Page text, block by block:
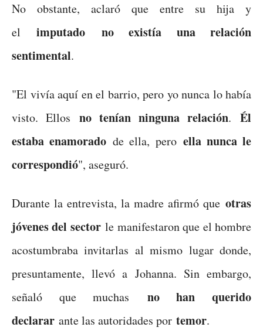
No obstante, aclaró que entre su hija y
elimputado
no existía una relación
sentimental.
"El vivía aquí en el barrio, pero yo nunca lo había
visto. Ellos no tenían ninguna relación. Él
estaba enamorado de ella, pero ella nunca le
correspondió", aseguró.
Durante la entrevista, la madre afirmó que otras
jóvenes del sectorle manifestaron que el hombre
acostumbraba invitarlas al mismo lugar donde,
presuntamente, llevó a Johanna. Sin embargo,
señaló que muchas no han querido
declarar ante las autoridades por temor.